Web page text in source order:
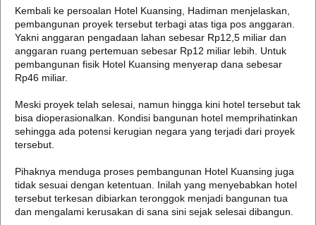
Kembali ke persoalan Hotel Kuansing, Hadiman menjelaskan,
pembangunan proyek tersebut terbagi atas tiga pos anggaran.
Yakni anggaran pengadaan lahan sebesar Rp12,5 miliar dan
anggaran ruang pertemuan sebesar Rp12 miliar lebih. Untuk
pembangunan fisik Hotel Kuansing menyerap dana sebesar
Rp46 miliar.
Meski proyek telah selesai, namun hingga kini hotel tersebut tak
bisa dioperasionalkan. Kondisi bangunan hotel memprihatinkan
sehingga ada potensi kerugian negara yang terjadi dari proyek
tersebut.
Pihaknya menduga proses pembangunan Hotel Kuansing juga
tidak sesuai dengan ketentuan. Inilah yang menyebabkan hotel
tersebut terkesan dibiarkan teronggok menjadi bangunan tua
dan mengalami kerusakan di sana sini sejak selesai dibangun.